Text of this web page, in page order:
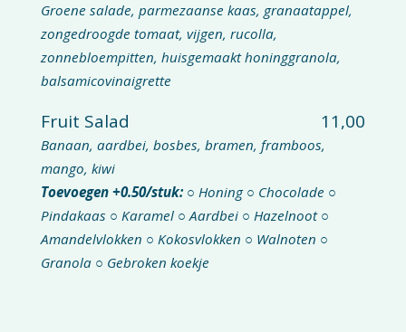
Groene salade, parmezaanse kaas, granaatappel,
zongedroogde tomaat, vijgen, rucolla,
zonnebloempitten, huisgemaakt honinggranola,
balsamicovinaigrette
Fruit Salad 11,00
Banaan, aardbei, bosbes, bramen, framboos,
mango, kiwi
Toevoegen +0.50/stuk: ○ Honing ○ Chocolade ○
Pindakaas ○ Karamel ○ Aardbei ○ Hazelnoot ○
Amandelvlokken ○ Kokosvlokken ○ Walnoten ○
Granola ○ Gebroken koekje